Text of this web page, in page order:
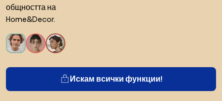
общността на
Home&Decor.
Искам всички функции!